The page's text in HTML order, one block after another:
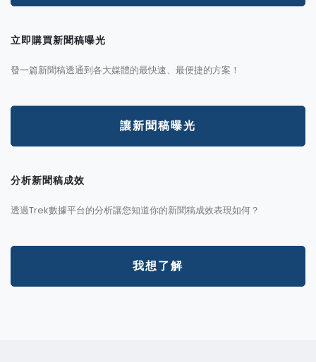
立即購買新聞稿曝光
發一篇新聞稿透通到各大媒體的最快速、最便捷的方案！
讓新聞稿曝光
分析新聞稿成效
透過Trek數據平台的分析讓您知道你的新聞稿成效表現如何？
我想了解